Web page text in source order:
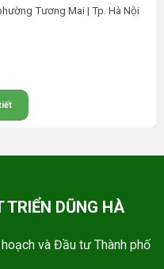
Tương Mai | Tp. Hà Nội
TRIỂN DŨNG HÀ
và Đầu tư Thành phố